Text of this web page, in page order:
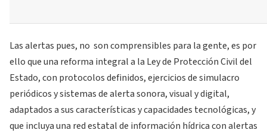
Las alertas pues, no son comprensibles para la gente, es por
ello que una reforma integral a la Ley de Protección Civil del
Estado, con protocolos definidos, ejercicios de simulacro
periódicos y sistemas de alerta sonora, visual y digital,
adaptados a sus características y capacidades tecnológicas, y
que incluya una red estatal de información hídrica con alertas